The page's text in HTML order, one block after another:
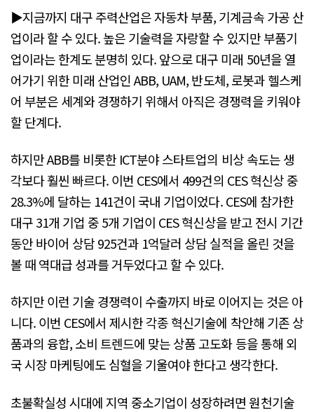
▶지금까지 대구 주력산업은 자동차 부품, 기계금속 가공 산
업이라 할 수 있다. 높은 기술력을 자랑할 수 있지만 부품기
업이라는 한계도 분명히 있다. 앞으로 대구 미래 50년을 열
어가기 위한 미래 산업인 ABB, UAM, 반도체, 로봇과 헬스케
어 부분은 세계와 경쟁하기 위해서 아직은 경쟁력을 키워야
할 단계다.
하지만 ABB를 비롯한 ICT분야 스타트업의 비상 속도는 생
각보다 훨씬 빠르다. 이번 CES에서 499건의 CES 혁신상 중
28.3%에 달하는 141건이 국내 기업이었다. CES에 참가한
대구 31개 기업 중 5개 기업이 CES 혁신상을 받고 전시 기간
동안 바이어 상담 925건과 1억달러 상담 실적을 올린 것을
볼 때 역대급 성과를 거두었다고 할 수 있다.
하지만 이런 기술 경쟁력이 수출까지 바로 이어지는 것은 아
니다. 이번 CES에서 제시한 각종 혁신기술에 착안해 기존 상
품과의 융합, 소비 트렌드에 맞는 상품 고도화 등을 통해 외
국 시장 마케팅에도 심혈을 기울여야 한다고 생각한다.
초불확실성 시대에 지역 중소기업이 성장하려면 원천기술